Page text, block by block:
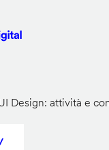
Design: attività e